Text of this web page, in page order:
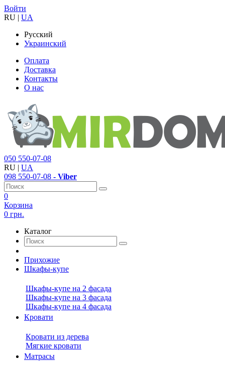
Войти
RU | UA
Русский
Украинский
Оплата
Доставка
Контакты
О нас
050 550-07-08
RU | UA
098 550-07-08 - Viber
0
Корзина
0 грн.
Каталог
Прихожие
Шкафы-купе
Шкафы-купе на 2 фасада
Шкафы-купе на 3 фасада
Шкафы-купе на 4 фасада
Кровати
Кровати из дерева
Мягкие кровати
Матрасы